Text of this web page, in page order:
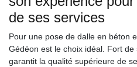
de ses services
Pour une pose de dalle en béton
Gédéon est le choix idéal. Fort
garantit la qualité supérieure de